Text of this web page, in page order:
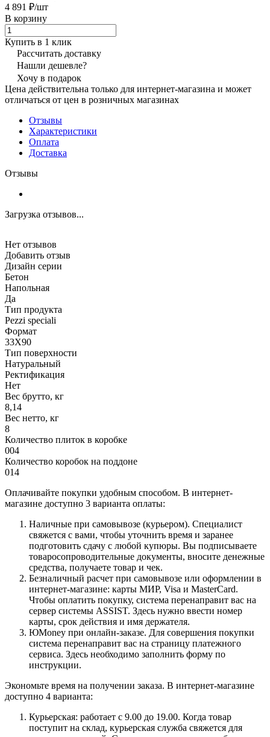
4 891 ₽/шт
В корзину
Купить в 1 клик
Рассчитать доставку
Нашли дешевле?
Хочу в подарок
Цена действительна только для интернет-магазина и может
отличаться от цен в розничных магазинах
Отзывы
Характеристики
Оплата
Доставка
Отзывы
Загрузка отзывов...
Нет отзывов
Добавить отзыв
Дизайн серии
Бетон
Напольная
Да
Тип продукта
Pezzi speciali
Формат
33X90
Тип поверхности
Натуральный
Ректификация
Нет
Вес брутто, кг
8,14
Вес нетто, кг
8
Количество плиток в коробке
004
Количество коробок на поддоне
014
Оплачивайте покупки удобным способом. В интернет-
магазине доступно 3 варианта оплаты:
Наличные при самовывозе (курьером). Специалист
свяжется с вами, чтобы уточнить время и заранее
подготовить сдачу с любой купюры. Вы подписываете
товаросопроводительные документы, вносите денежные
средства, получаете товар и чек.
Безналичный расчет при самовывозе или оформлении в
интернет-магазине: карты МИР, Visa и MasterCard.
Чтобы оплатить покупку, система перенаправит вас на
сервер системы ASSIST. Здесь нужно ввести номер
карты, срок действия и имя держателя.
ЮMoney при онлайн-заказе. Для совершения покупки
система перенаправит вас на страницу платежного
сервиса. Здесь необходимо заполнить форму по
инструкции.
Экономьте время на получении заказа. В интернет-магазине
доступно 4 варианта:
Курьерская: работает с 9.00 до 19.00. Когда товар
поступит на склад, курьерская служба свяжется для